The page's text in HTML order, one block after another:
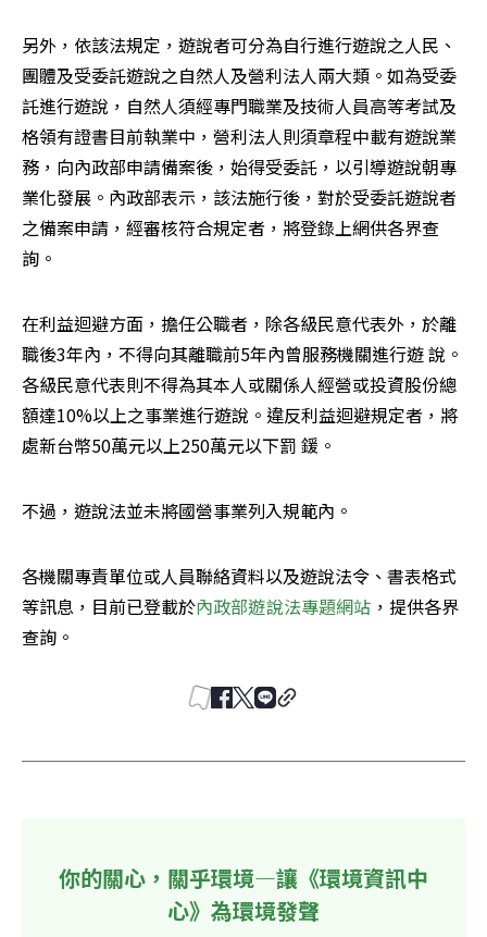
另外，依該法規定，遊說者可分為自行進行遊說之人民、
團體及受委託遊說之自然人及營利法人兩大類。如為受委
託進行遊說，自然人須經專門職業及技術人員高等考試及
格領有證書目前執業中，營利法人則須章程中載有遊說業
務，向內政部申請備案後，始得受委託，以引導遊說朝專
業化發展。內政部表示，該法施行後，對於受委託遊說者
之備案申請，經審核符合規定者，將登錄上網供各界查
詢。
在利益迴避方面，擔任公職者，除各級民意代表外，於離
職後3年內，不得向其離職前5年內曾服務機關進行遊 說。
各級民意代表則不得為其本人或關係人經營或投資股份總
額達10%以上之事業進行遊說。違反利益迴避規定者，將
處新台幣50萬元以上250萬元以下罰 鍰。
不過，遊說法並未將國營事業列入規範內。
各機關專責單位或人員聯絡資料以及遊說法令、書表格式
等訊息，目前已登載於內政部遊說法專題網站 ，提供各界
查詢。
你的關心，關乎環境—讓《環境資訊中
心》為環境發聲